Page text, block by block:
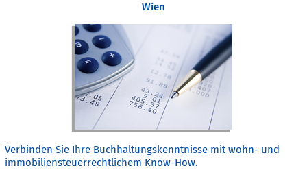
Wien
Verbinden Sie Ihre Buchhaltungskenntnisse mit wohn- und
immobiliensteuerrechtlichem Know-How.